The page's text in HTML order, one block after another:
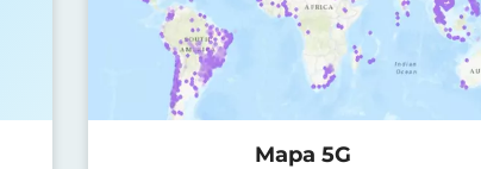
Mapa 5G